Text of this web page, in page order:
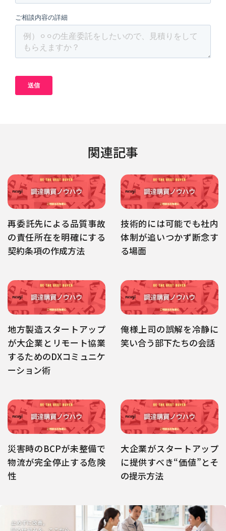
関連記事
再委託先による品質事故
の責任所在を明確にする
契約条項の作成方法
技術的には可能でも社内
体制が追いつかず断念す
る場面
地方製造スタートアップ
が大企業とリモート協業
するためのDXコミュニケ
ーション術
俺様上司の誤解を冷静に
笑い合う部下たちの会話
災害時のBCPが未整備で
物流が完全停止する危険
性
大企業がスタートアップ
に提供すべき“価値”とそ
の提示方法